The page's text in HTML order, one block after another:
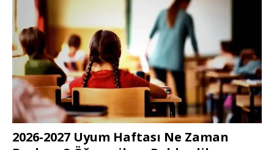
2026-2027 Uyum Haftası Ne Zaman